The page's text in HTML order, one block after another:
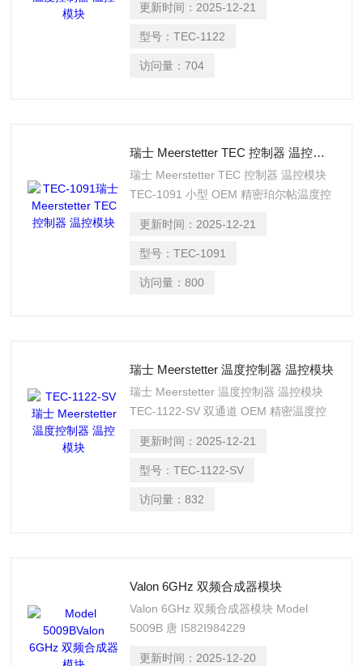
W 唐 I582I984229
更新时间： 2025-12-21
型号：TEC-1122
访问量：704
瑞士 Meerstetter TEC 控制器 温控模块
瑞士 Meerstetter TEC 控制器 温控模块
TEC-1091 小型 OEM 精密珀尔帖温度控
更新时间： 2025-12-21
型号：TEC-1091
访问量：800
瑞士 Meerstetter 温度控制器 温控模块
瑞士 Meerstetter 温度控制器 温控模块
TEC-1122-SV 双通道 OEM 精密温度控
更新时间： 2025-12-21
型号：TEC-1122-SV
访问量：832
Valon 6GHz 双频合成器模块
Valon 6GHz 双频合成器模块 Model
5009B 唐 I582I984229
更新时间： 2025-12-20